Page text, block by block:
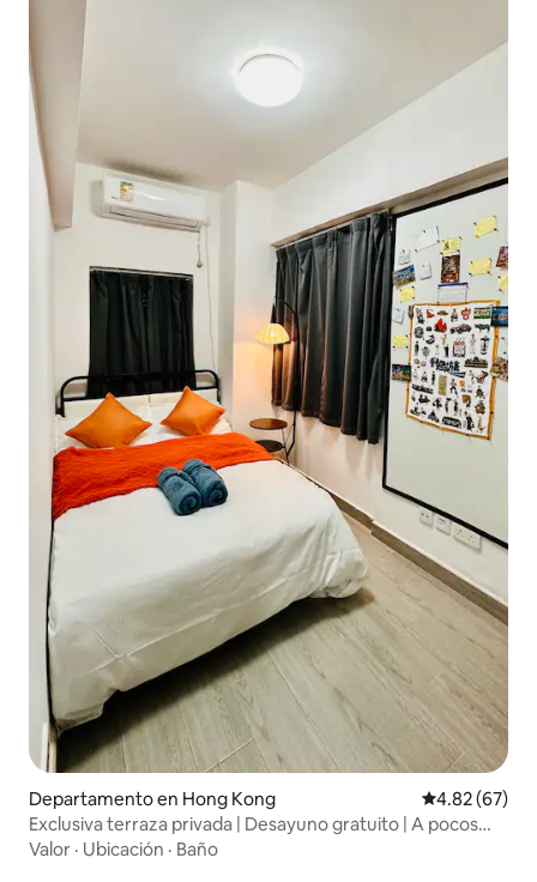
Departamento en Hong Kong Calificación
4.82 (67)
Exclusiva terraza privada | Desayuno gratuito | A pocos
pasos del MTR
Valor · Ubicación · Baño